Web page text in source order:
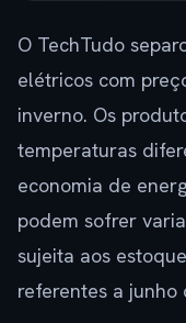
O TechTudo
elétricos com
inverno. Os
temperaturas
economia de
podem sofrer
sujeita aos
referentes a junho